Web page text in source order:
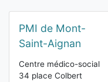
PMI de Mont-
Saint-Aignan
Centre médico-social
34 place Colbert